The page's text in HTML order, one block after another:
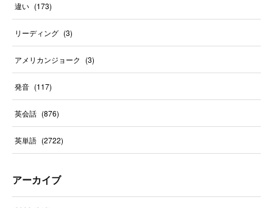
違い (173)
リーディング (3)
アメリカンジョーク (3)
発音 (117)
英会話 (876)
英単語 (2722)
アーカイブ